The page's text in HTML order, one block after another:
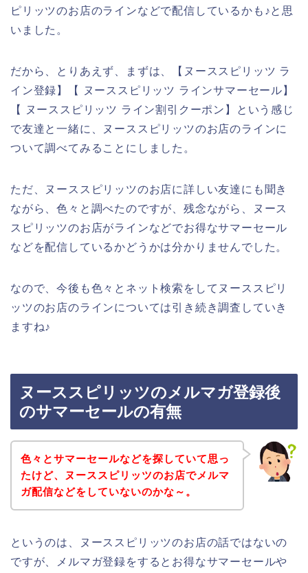
ピリッツのお店のラインなどで配信しているかも♪と思
いました。
だから、とりあえず、まずは、【ヌーススピリッツ ラ
イン登録】【 ヌーススピリッツ ラインサマーセール】
【 ヌーススピリッツ ライン割引クーポン】という感じ
で友達と一緒に、ヌーススピリッツのお店のラインに
ついて調べてみることにしました。
ただ、ヌーススピリッツのお店に詳しい友達にも聞き
ながら、色々と調べたのですが、残念ながら、ヌース
スピリッツのお店がラインなどでお得なサマーセール
などを配信しているかどうかは分かりませんでした。
なので、今後も色々とネット検索をしてヌーススピリ
ッツのお店のラインについては引き続き調査していき
ますね♪
ヌーススピリッツのメルマガ登録後
のサマーセールの有無
色々とサマーセールなどを探していて思っ
たけど、ヌーススピリッツのお店でメルマ
ガ配信などをしていないのかな～。
というのは、ヌーススピリッツのお店の話ではないの
ですが、メルマガ登録をするとお得なサマーセールや